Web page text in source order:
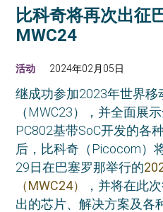
比科奇将再次出征
MWC24
活动 2024年02月05日
继成功参加2023年世界移
（MWC23），并全面展
PC802基带SoC开发的各
后，比科奇（Picocom）
29日在巴塞罗那举行的
（MWC24）
，并将在此
出的芯片、解决方案及各